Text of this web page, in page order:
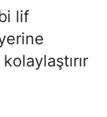
lif